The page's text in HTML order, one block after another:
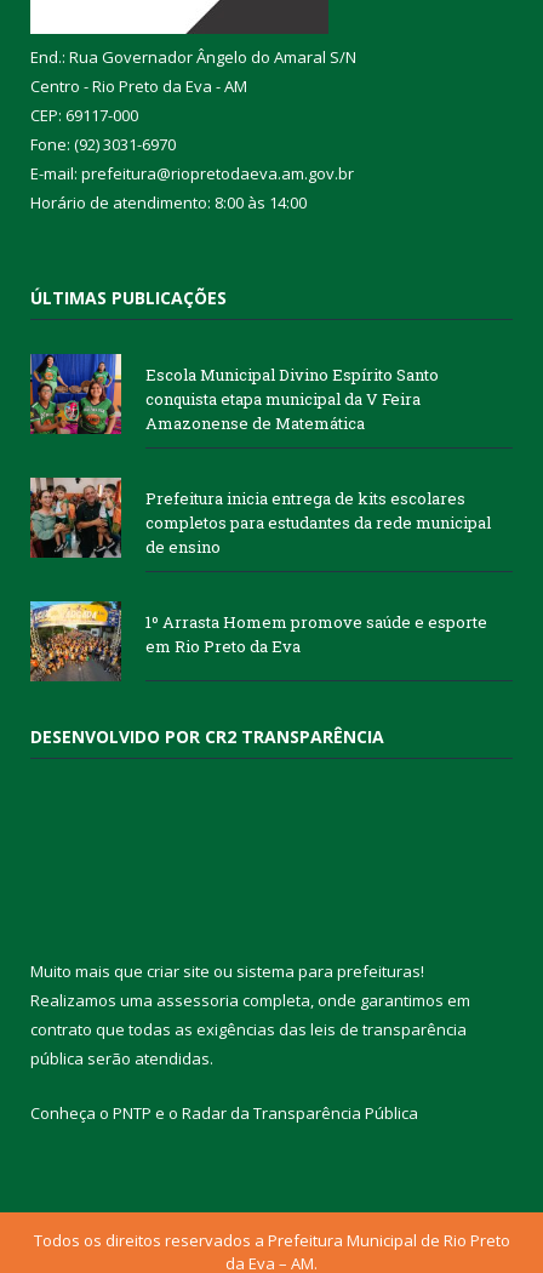
End.: Rua Governador Ângelo do Amaral S/N
Centro - Rio Preto da Eva - AM
CEP: 69117-000
Fone: (92) 3031-6970
E-mail: prefeitura@riopretodaeva.am.gov.br
Horário de atendimento: 8:00 às 14:00
ÚLTIMAS PUBLICAÇÕES
Escola Municipal Divino Espírito Santo
conquista etapa municipal da V Feira
Amazonense de Matemática
Prefeitura inicia entrega de kits escolares
completos para estudantes da rede municipal
de ensino
1º Arrasta Homem promove saúde e esporte
em Rio Preto da Eva
DESENVOLVIDO POR CR2 TRANSPARÊNCIA
Muito mais que criar site ou sistema para prefeituras!
Realizamos uma assessoria completa, onde garantimos em
contrato que todas as exigências das leis de transparência
pública serão atendidas.
Conheça o PNTP e o Radar da Transparência Pública
Todos os direitos reservados a Prefeitura Municipal de Rio Preto
da Eva – AM.